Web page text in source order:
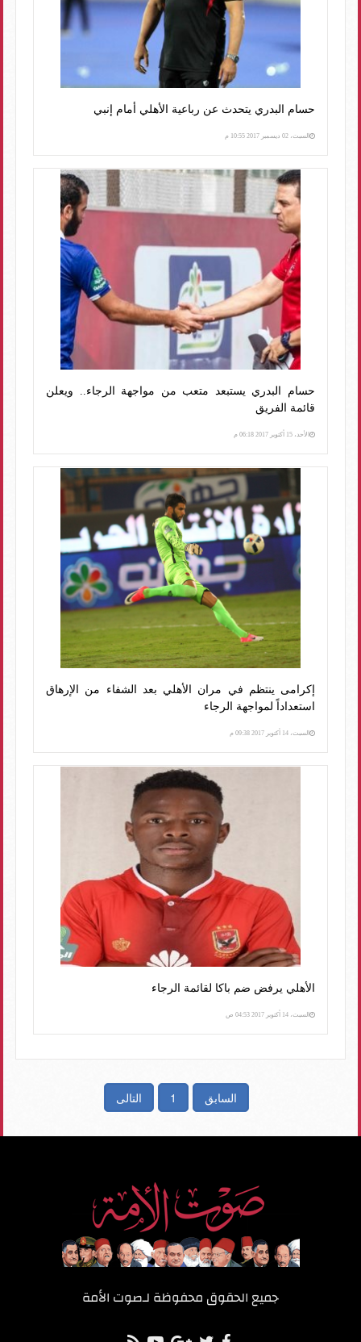
حسام البدري يتحدث عن رباعية الأهلي أمام إنبي
السبت، 02 ديسمبر 2017 10:55 م
حسام البدري يستبعد متعب من مواجهة الرجاء.. ويعلن
قائمة الفريق
الأحد، 15 أكتوبر 2017 06:18 م
إكرامى ينتظم في مران الأهلي بعد الشفاء من الإرهاق
استعداداً لمواجهة الرجاء
السبت، 14 أكتوبر 2017 09:38 م
الأهلي يرفض ضم باكا لقائمة الرجاء
السبت، 14 أكتوبر 2017 04:53 ص
السابق 1 التالى
جميع الحقوق محفوظة لـصوت الأمة